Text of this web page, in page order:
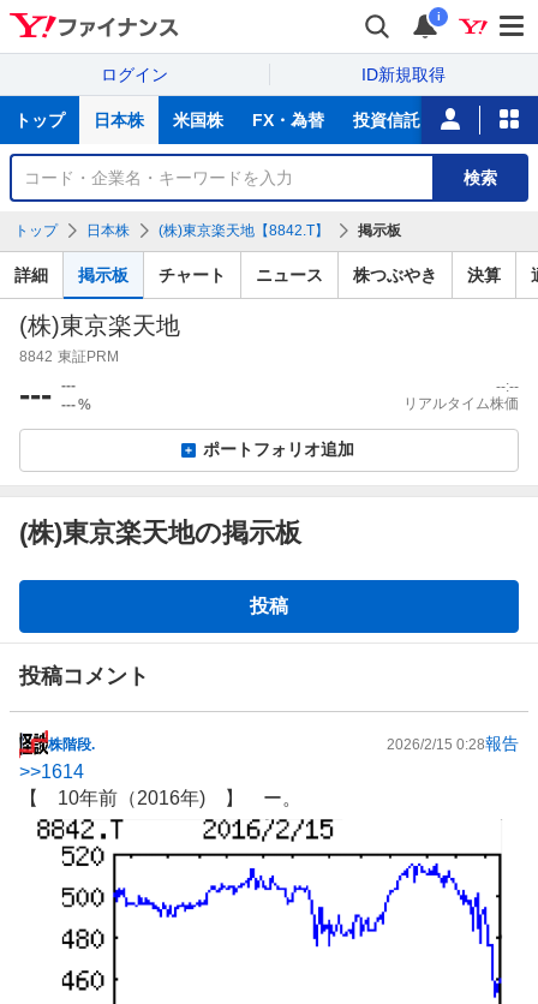
i
ログイン ID新規取得
サ
トップ 日本株 米国株 FX・為替 投資信託 ニュース
銘
検
索
検索
トップ 日本株 (株)東京楽天地【8842.T】 掲示板
詳細 掲示板 チャート ニュース 株つぶやき 決算
(株)東京楽天地
8842 東証PRM
--- ---
---%
--:--
リアルタイム株価
ポートフォリオ追加
(株)東京楽天地の掲示板
板
投稿
投稿コメント
掲
示
板
株階段. 2026/2/15 0:28報告
>>1614
【 10年前（2016年) 】 ー。